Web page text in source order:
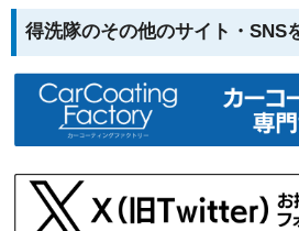
得洗隊のその他のサイト・SNS